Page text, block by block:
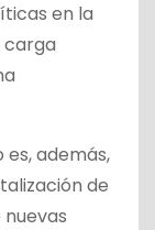
en la
carga
además,
de